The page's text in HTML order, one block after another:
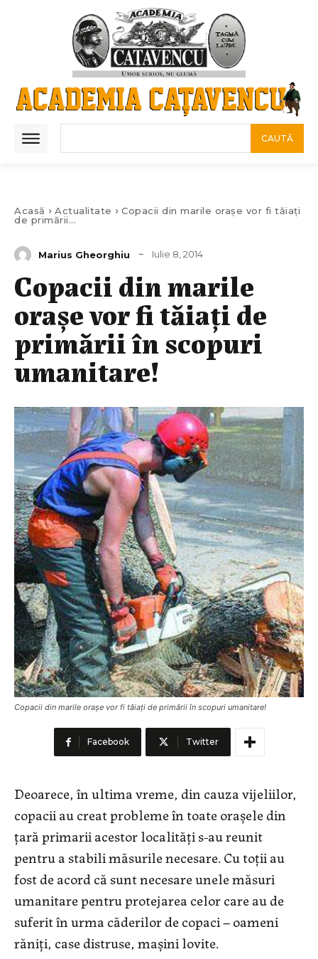
CAUTĂ
Acasă Actualitate
Copacii din marile oraşe vor fi tăiaţi
de primării...
Marius Gheorghiu Iulie 8, 2014
Copacii din marile
oraşe vor fi tăiaţi de
primării în scopuri
umanitare!
Copacii din marile oraşe vor fi tăiaţi de primării în scopuri umanitare!
Facebook Twitter
Deoarece, în ultima vreme, din cauza vijeliilor,
copacii au creat probleme în toate orașele din
țară primarii acestor localităţi s-au reunit
pentru a stabili măsurile necesare. Cu toţii au
fost de acord că sunt necesare unele măsuri
umanitare pentru protejarea celor care au de
suferit în urma căderilor de copaci – oameni
răniţi, case distruse, maşini lovite.